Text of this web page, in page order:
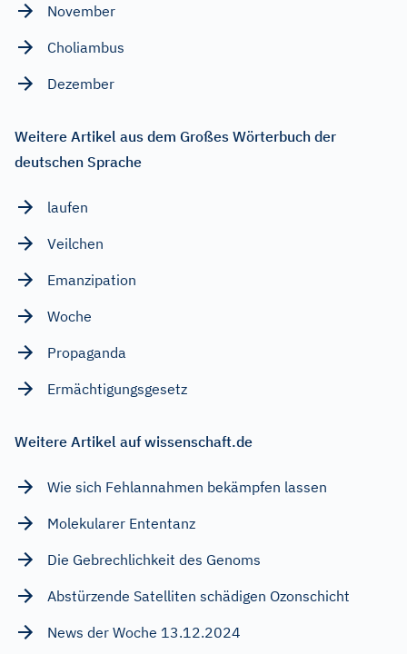
November
Choliambus
Dezember
Weitere Artikel aus dem Großes Wörterbuch der
deutschen Sprache
laufen
Veilchen
Emanzipation
Woche
Propaganda
Ermächtigungsgesetz
Weitere Artikel auf wissenschaft.de
Wie sich Fehlannahmen bekämpfen lassen
Molekularer Ententanz
Die Gebrechlichkeit des Genoms
Abstürzende Satelliten schädigen Ozonschicht
News der Woche 13.12.2024